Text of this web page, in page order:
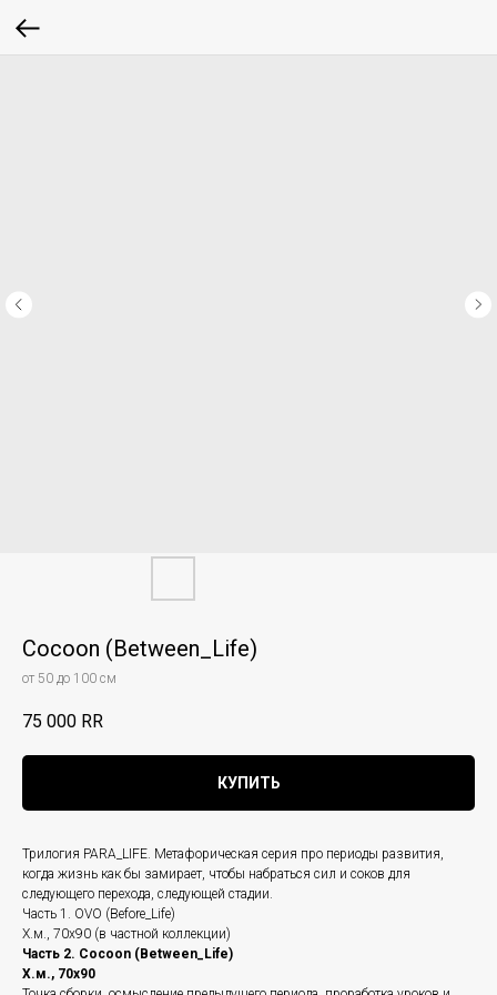
Cocoon (Between_Life)
от 50 до 100 см
75 000 RR
КУПИТЬ
Трилогия PARA_LIFE. Метафорическая серия про периоды развития,
когда жизнь как бы замирает, чтобы набраться сил и соков для
следующего перехода, следующей стадии.
Часть 1. OVO (Before_Life)
Х.м., 70х90 (в частной коллекции)
Часть 2. Cocoon (Between_Life)
Х.м., 70х90